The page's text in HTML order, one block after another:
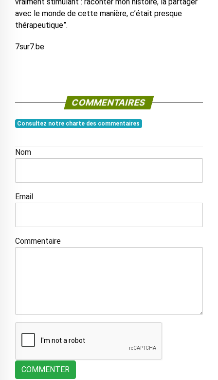
avec le monde de cette manière, c’était presque
thérapeutique”.
7sur7.be
COMMENTAIRES
Consultez notre charte des commentaires
Nom
Email
Commentaire
COMMENTER